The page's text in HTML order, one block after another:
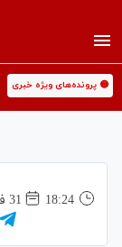
🟡 پرونده‌های ویژه خبری
18:24
31 فروردين 1405